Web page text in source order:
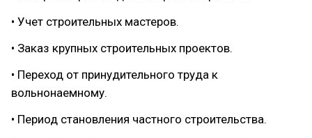
• Учет строительных мастеров.
• Заказ крупных строительных проектов.
• Переход от принудительного труда к
вольнонаемному.
• Период становления частного строительства.